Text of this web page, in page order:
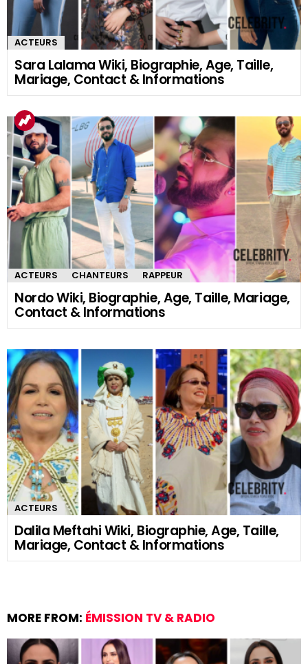
ACTEURS
Sara Lalama Wiki, Biographie, Age, Taille,
Mariage, Contact & Informations
ACTEURS CHANTEURS RAPPEUR
Nordo Wiki, Biographie, Age, Taille, Mariage,
Contact & Informations
ACTEURS
Dalila Meftahi Wiki, Biographie, Age, Taille,
Mariage, Contact & Informations
MORE FROM: ÉMISSION TV & RADIO